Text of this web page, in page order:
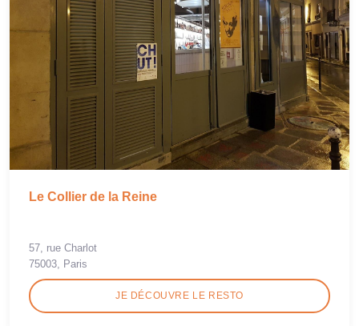
Le Collier de la Reine
57, rue Charlot
75003, Paris
JE DÉCOUVRE LE RESTO